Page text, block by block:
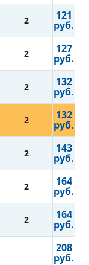
2 121
руб.
2 127
руб.
2 132
руб.
2 132
руб.
2 143
руб.
2 164
руб.
2 164
руб.
208
руб.